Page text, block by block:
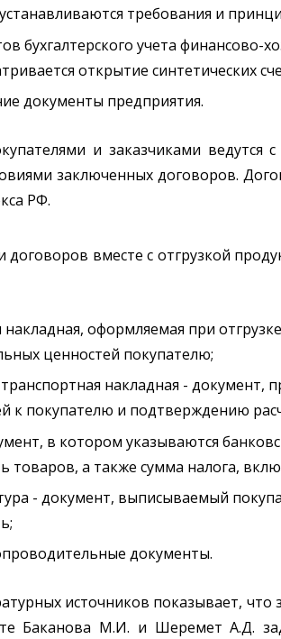
требования и
бухгалтерского учета финансово-
открытие синтетических
документы предприятия.
и заказчиками
заключенных договоров.
РФ.
договоров вместе с отгрузкой
накладная, оформляемая при
ценностей покупателю;
накладная - документ,
к покупателю и подтверждению
в котором указываются
товаров, а также сумма налога,
- документ, выписываемый
документы.
источников показывает,
Баканова М.И. и Шеремет А.Д.